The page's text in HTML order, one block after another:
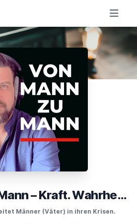
Von Mann zu Mann – Kraft. Wahrheit. Verantwortung.
Männer (Väter) in ihren Krisen.